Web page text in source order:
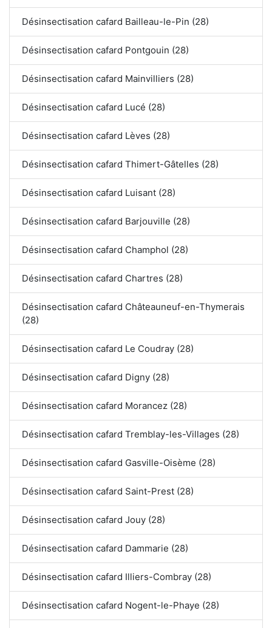
Désinsectisation cafard Bailleau-le-Pin (28)
Désinsectisation cafard Pontgouin (28)
Désinsectisation cafard Mainvilliers (28)
Désinsectisation cafard Lucé (28)
Désinsectisation cafard Lèves (28)
Désinsectisation cafard Thimert-Gâtelles (28)
Désinsectisation cafard Luisant (28)
Désinsectisation cafard Barjouville (28)
Désinsectisation cafard Champhol (28)
Désinsectisation cafard Chartres (28)
Désinsectisation cafard Châteauneuf-en-Thymerais
(28)
Désinsectisation cafard Le Coudray (28)
Désinsectisation cafard Digny (28)
Désinsectisation cafard Morancez (28)
Désinsectisation cafard Tremblay-les-Villages (28)
Désinsectisation cafard Gasville-Oisème (28)
Désinsectisation cafard Saint-Prest (28)
Désinsectisation cafard Jouy (28)
Désinsectisation cafard Dammarie (28)
Désinsectisation cafard Illiers-Combray (28)
Désinsectisation cafard Nogent-le-Phaye (28)